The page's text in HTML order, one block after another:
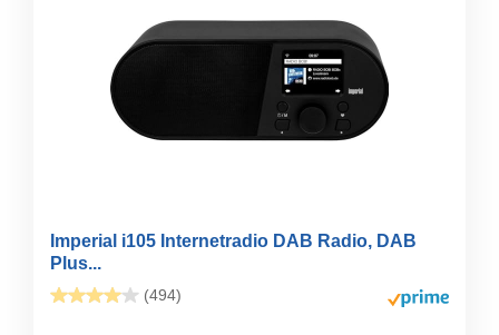
Imperial i105 Internetradio DAB Radio, DAB
Plus...
(494)